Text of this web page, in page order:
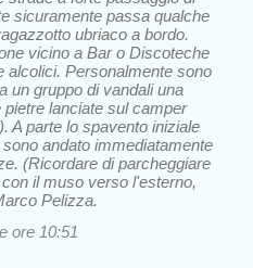
sicuramente passa qualche
ubriaco a bordo.
vicino a Bar o Discoteche
alcolici. Personalmente sono
un gruppo di vandali una
lanciate sul camper
A parte lo spavento iniziale
andato immediatamente
(Ricordare di parcheggiare
il muso verso l'esterno,
Pelizza.
ore 10:51